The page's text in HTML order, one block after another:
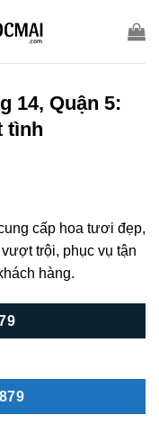
14, Quận 5:
tình
cấp hoa tươi đẹp,
trội, phục vụ tận
hàng.